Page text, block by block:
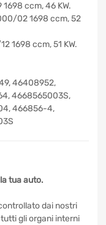
ccm, 46 KW.
02 1698 ccm,
1698 ccm, 51 KW.
46408952,
4668565003S,
466856-4,
tua auto.
dai nostri
gli organi interni